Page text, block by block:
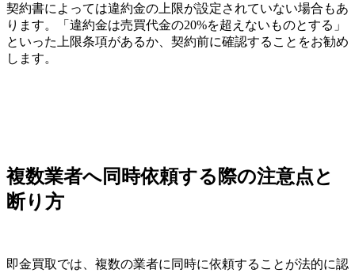
契約書によっては違約金の上限が設定されていない場合もあ
ります。「違約金は売買代金の20%を超えないものとする」
といった上限条項があるか、契約前に確認することをお勧め
します。
複数業者へ同時依頼する際の注意点と
断り方
即金買取では、複数の業者に同時に依頼することが法的に認